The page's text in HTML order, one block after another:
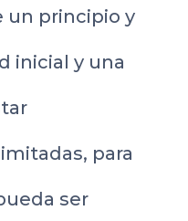
un principio y
inicial y una
para
ser